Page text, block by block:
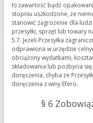
h) zawartość bądź
stopniu uszkodzone, że
stanowić zagrożenie dla
przesyłki, sprzęt lub towary
5.7. Jeżeli Przesyłka
odprawiona w urzędzie
obciążony wydatkami,
składowania lub pozbycia
doręczenia, chyba że
doręczenia z winy Efero.
§ 6